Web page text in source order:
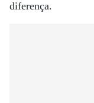
diferença.